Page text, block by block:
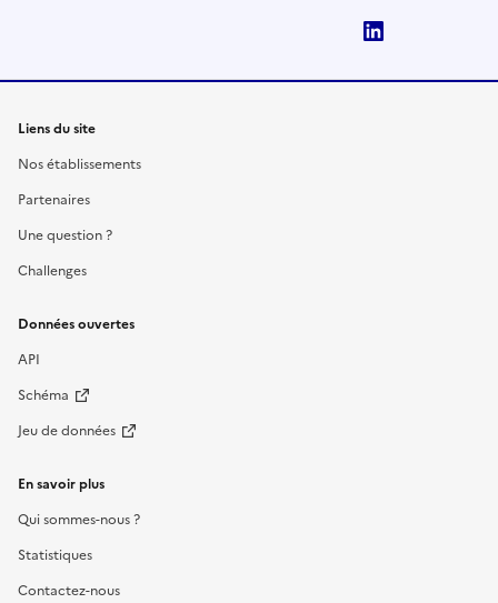
Liens du site
Nos établissements
Partenaires
Une question ?
Challenges
Données ouvertes
API
Schéma
Jeu de données
En savoir plus
Qui sommes-nous ?
Statistiques
Contactez-nous